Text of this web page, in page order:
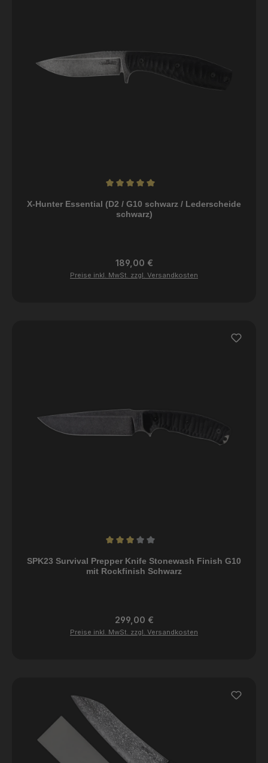
X-Hunter Essential (D2 / G10 schwarz / Lederscheide
schwarz)
Regulärer Preis:
189,00 €
Preise inkl. MwSt. zzgl. Versandkosten
SPK23 Survival Prepper Knife Stonewash Finish G10
mit Rockfinish Schwarz
Regulärer Preis:
299,00 €
Preise inkl. MwSt. zzgl. Versandkosten